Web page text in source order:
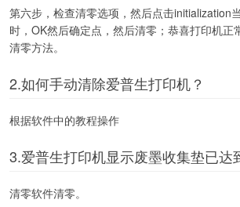
第六步，检查清零选项，然后点击initialization
时，OK然后确定点，然后清零；恭喜打印机正
清零方法。
2.如何手动清除爱普生打印机？
根据软件中的教程操作
3.爱普生打印机显示废墨收集垫已达
清零软件清零。